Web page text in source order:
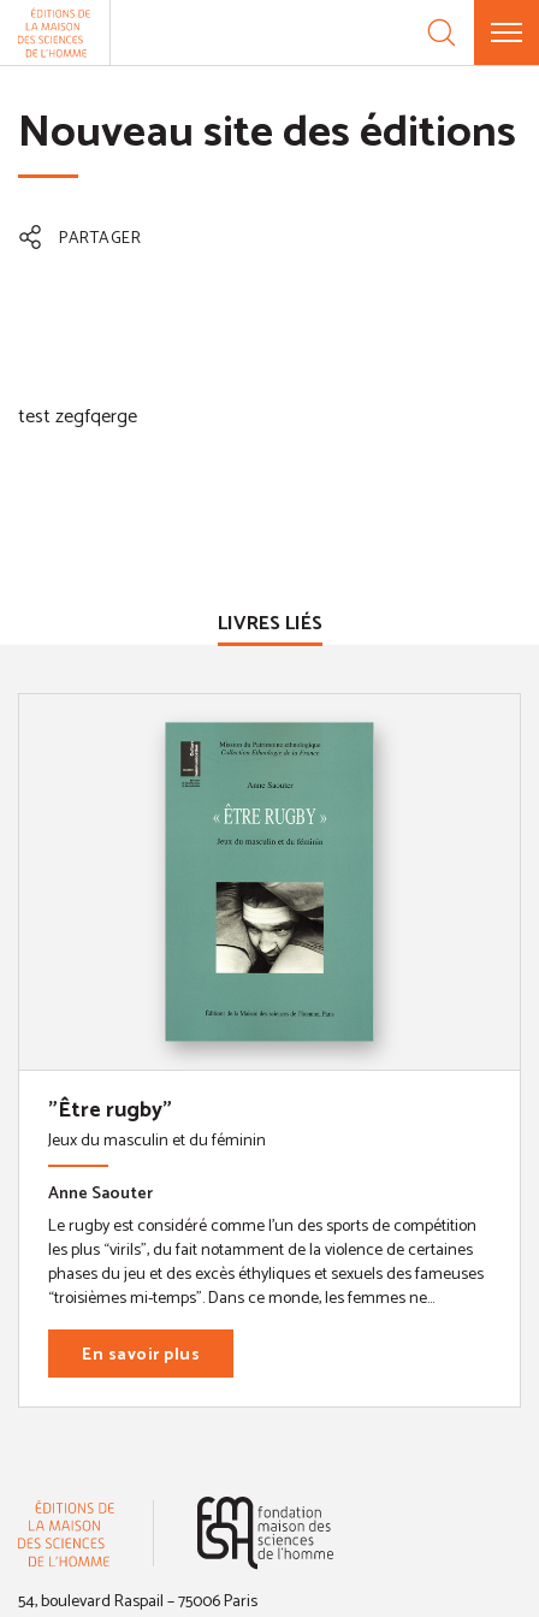
Aller au contenu
Nouveau site des éditions
PARTAGER
test zegfqerge
LIVRES LIÉS
"Être rugby"
Jeux du masculin et du féminin
Anne Saouter
Le rugby est considéré comme l’un des sports de compétition
les plus “virils”, du fait notamment de la violence de certaines
phases du jeu et des excès éthyliques et sexuels des fameuses
“troisièmes mi-temps”. Dans ce monde, les femmes ne...
En savoir plus
54, boulevard Raspail – 75006 Paris
Panneau de gestion des cookies